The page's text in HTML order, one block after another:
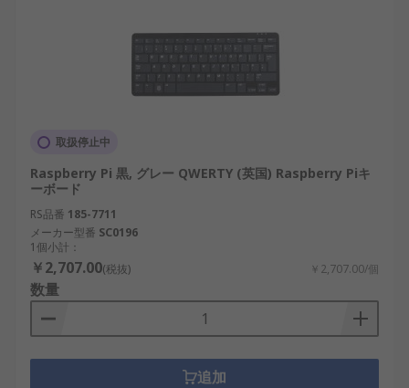
取扱停止中
Raspberry Pi 黒, グレー QWERTY (英国) Raspberry Piキ
ーボード
RS品番 185-7711
メーカー型番 SC0196
1個小計：
￥2,707.00(税抜) ￥2,707.00/個
数量
追加